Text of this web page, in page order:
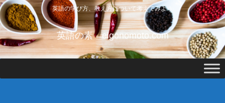
英語の学び方、教え方について考えてみよう
英語の素 eigonomoto.com